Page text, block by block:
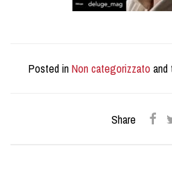
Posted inNon categorizzato
Share